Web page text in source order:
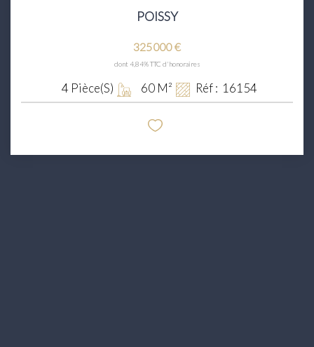
POISSY
325 000 €
dont 4,84% TTC d'honoraires
4 Pièce(s) 60 M² Réf : 16154